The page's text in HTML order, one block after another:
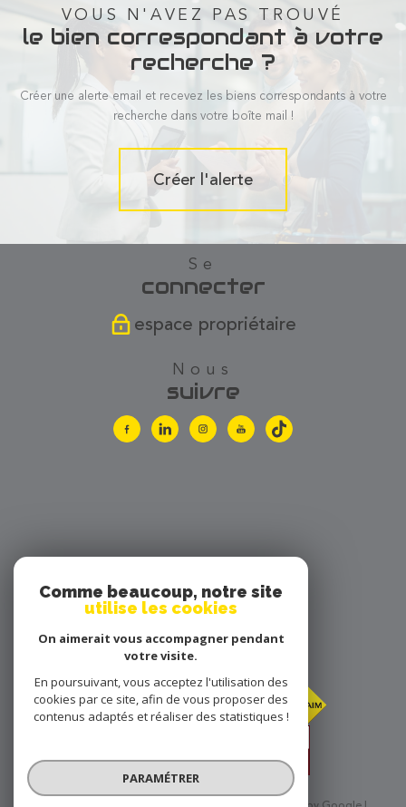
VOUS N'AVEZ PAS TROUVÉ
le bien correspondant à votre
recherche ?
Créer une alerte email et recevez les biens correspondants à votre
recherche dans votre boîte mail !
Créer l'alerte
se
connecter
espace propriétaire
nous
suivre
nous
adhérons
Comme beaucoup, notre site
utilise les cookies
On aimerait vous accompagner pendant
votre visite.
En poursuivant, vous acceptez l'utilisation des
cookies par ce site, afin de vous proposer des
contenus adaptés et réaliser des statistiques !
PARAMÉTRER